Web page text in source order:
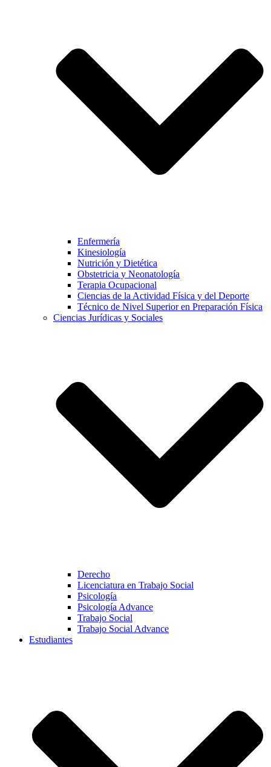
Enfermería
Kinesiología
Nutrición y Dietética
Obstetricia y Neonatología
Terapia Ocupacional
Ciencias de la Actividad Física y del Deporte
Técnico de Nivel Superior en Preparación Física
Ciencias Jurídicas y Sociales
Derecho
Licenciatura en Trabajo Social
Psicología
Psicología Advance
Trabajo Social
Trabajo Social Advance
Estudiantes